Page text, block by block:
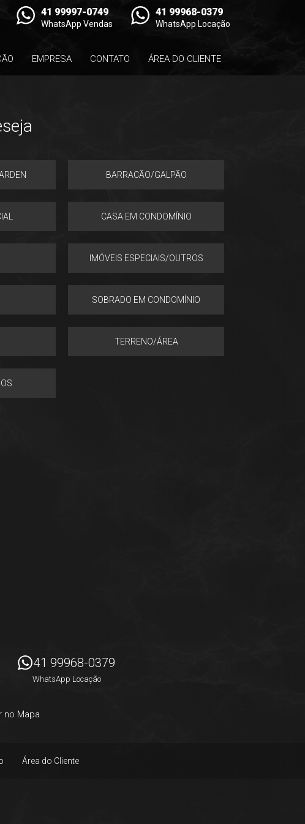
41 99997-0749
WhatsApp Vendas
41 99968-0379
WhatsApp Locação
EMPRESA CONTATO ÁREA DO CLIENTE
BARRACÃO/GALPÃO
CASA EM CONDOMÍNIO
IMÓVEIS ESPECIAIS/OUTROS
SOBRADO EM CONDOMÍNIO
TERRENO/ÁREA
41 99968-0379
WhatsApp Locação
no Mapa
Área do Cliente